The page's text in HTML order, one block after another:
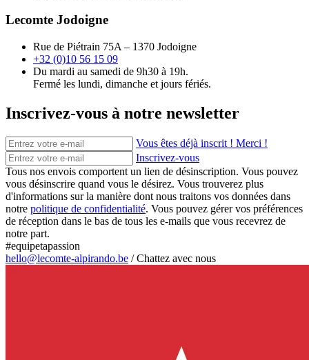
Lecomte Jodoigne
Rue de Piétrain 75A – 1370 Jodoigne
+32 (0)10 56 15 09
Du mardi au samedi de 9h30 à 19h.
Fermé les lundi, dimanche et jours fériés.
Inscrivez-vous à notre newsletter
Vous êtes déjà inscrit ! Merci !
Inscrivez-vous
Tous nos envois comportent un lien de désinscription. Vous pouvez
vous désinscrire quand vous le désirez. Vous trouverez plus
d'informations sur la manière dont nous traitons vos données dans
notre politique de confidentialité. Vous pouvez gérer vos préférences
de réception dans le bas de tous les e-mails que vous recevrez de
notre part.
#equipetapassion
hello@lecomte-alpirando.be /Chattez avec nous